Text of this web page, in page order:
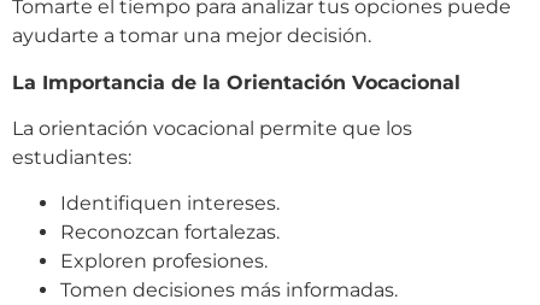
Tomarte el tiempo para analizar tus opciones puede
ayudarte a tomar una mejor decisión.
La Importancia de la Orientación Vocacional
La orientación vocacional permite que los
estudiantes:
Identifiquen intereses.
Reconozcan fortalezas.
Exploren profesiones.
Tomen decisiones más informadas.